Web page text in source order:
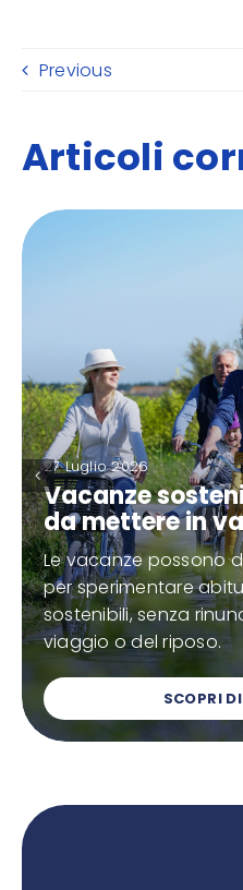
Previous
Articoli
27 Luglio 2026
Vacanze
da mettere in
Le vacanze possono
per sperimentare
sostenibili, senza
viaggio o del riposo.
SCOPRI